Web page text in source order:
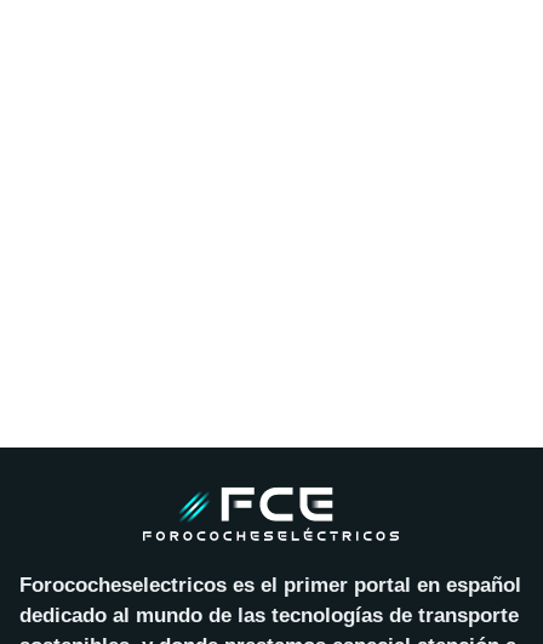
Forococheselectricos es el primer portal en español
dedicado al mundo de las tecnologías de transporte